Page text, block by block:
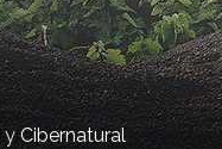
yCibernatural